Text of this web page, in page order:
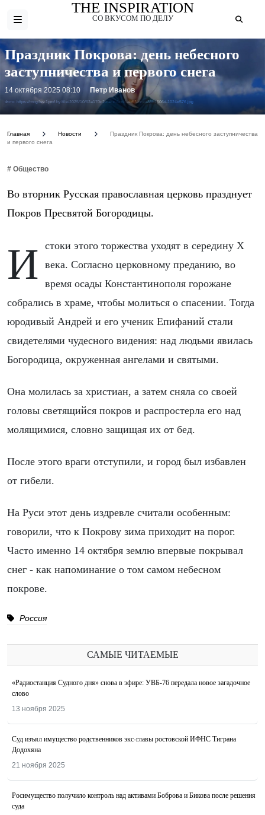
THE INSPIRATION
СО ВКУСОМ ПО ДЕЛУ
Фото: https://mogilev.1prof.by/file/2025/10/62a170c2-cacc-5cdd-ab93-ecea88b1506d-1024x576.jpg
Праздник Покрова: день небесного
заступничества и первого снега
14 октября 2025 08:10 Петр Иванов
Главная Новости
Праздник Покрова: день небесного заступничества
и первого снега
# Общество
Во вторник Русская православная церковь празднует
Покров Пресвятой Богородицы.
Истоки этого торжества уходят в середину X
века. Согласно церковному преданию, во
время осады Константинополя горожане
собрались в храме, чтобы молиться о спасении. Тогда
юродивый Андрей и его ученик Епифаний стали
свидетелями чудесного видения: над людьми явилась
Богородица, окруженная ангелами и святыми.
Она молилась за христиан, а затем сняла со своей
головы светящийся покров и распростерла его над
молящимися, словно защищая их от бед.
После этого враги отступили, и город был избавлен
от гибели.
На Руси этот день издревле считали особенным:
говорили, что к Покрову зима приходит на порог.
Часто именно 14 октября землю впервые покрывал
снег - как напоминание о том самом небесном
покрове.
Россия
САМЫЕ ЧИТАЕМЫЕ
«Радиостанция Судного дня» снова в эфире: УВБ-76 передала новое загадочное
слово
13 ноября 2025
Суд изъял имущество родственников экс-главы ростовской ИФНС Тиграна
Додохяна
21 ноября 2025
Росимущество получило контроль над активами Боброва и Бикова после решения
суда